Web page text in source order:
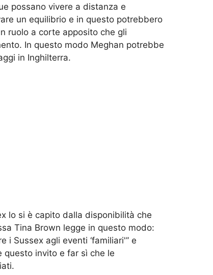
possano vivere a distanza e
un equilibrio e in questo potrebbero
ruolo a corte apposito che gli
In questo modo Meghan potrebbe
in Inghilterra.
lo si è capito dalla disponibilità che
Tina Brown legge in questo modo:
i Sussex agli eventi ‘familiari'” e
questo invito e far sì che le